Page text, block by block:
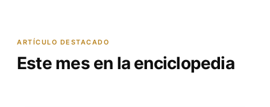
ARTÍCULO DESTACADO
Este mes en la enciclopedia